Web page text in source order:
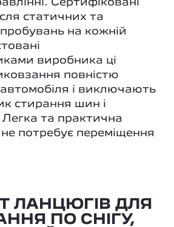
Сертифіковані
статичних та
на кожній
виробника ці
повністю
і виключають
стирання шин і
та практична
потребує переміщення
ЛАНЦЮГІВ ДЛЯ
ПО СНІГУ,